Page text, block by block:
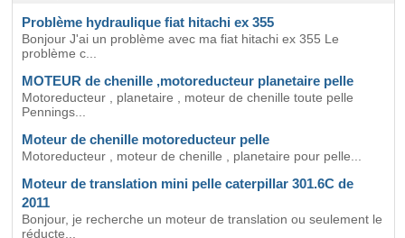
Problème hydraulique fiat hitachi ex 355
Bonjour J'ai un problème avec ma fiat hitachi ex 355 Le
problème c...
MOTEUR de chenille ,motoreducteur planetaire pelle
Motoreducteur , planetaire , moteur de chenille toute pelle
Pennings...
Moteur de chenille motoreducteur pelle
Motoreducteur , moteur de chenille , planetaire pour pelle...
Moteur de translation mini pelle caterpillar 301.6C de
2011
Bonjour, je recherche un moteur de translation ou seulement le
réducte...